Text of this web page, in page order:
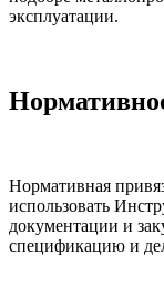
эксплуатации.
Нормативная
использовать
документации и
спецификацию и